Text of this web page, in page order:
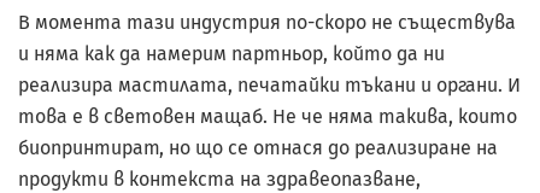
В момента тази индустрия по-скоро не съществува
и няма как да намерим партньор, който да ни
реализира мастилата, печатайки тъкани и органи. И
това е в световен мащаб. Не че няма такива, които
биопринтират, но що се отнася до реализиране на
продукти в контекста на здравеопазване,